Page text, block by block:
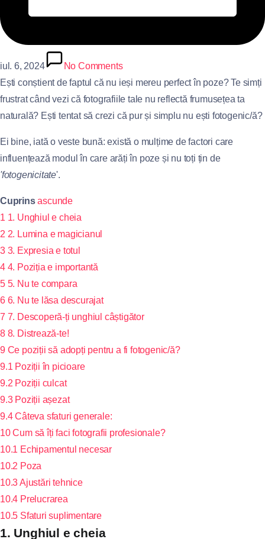
iul. 6, 2024
No Comments
Ești conștient de faptul că nu ieși mereu perfect în poze? Te simți
frustrat când vezi că fotografiile tale nu reflectă frumusețea ta
naturală? Ești tentat să crezi că pur și simplu nu ești fotogenic/ă?
Ei bine, iată o veste bună: există o mulțime de factori care
influențează modul în care arăți în poze și nu toți țin de
'fotogenicitate'.
Cuprins ascunde
1 1. Unghiul e cheia
2 2. Lumina e magicianul
3 3. Expresia e totul
4 4. Poziția e importantă
5 5. Nu te compara
6 6. Nu te lăsa descurajat
7 7. Descoperă-ți unghiul câștigător
8 8. Distrează-te!
9 Ce poziții să adopți pentru a fi fotogenic/ă?
9.1 Poziții în picioare
9.2 Poziții culcat
9.3 Poziții așezat
9.4 Câteva sfaturi generale:
10 Cum să îți faci fotografii profesionale?
10.1 Echipamentul necesar
10.2 Poza
10.3Ajustări tehnice
10.4 Prelucrarea
10.5 Sfaturi suplimentare
1. Unghiul e cheia